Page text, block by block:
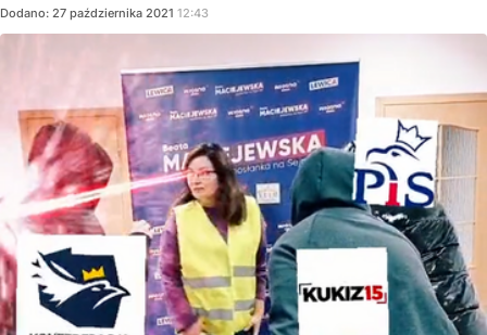
Dodano: 27 października 2021 12:43